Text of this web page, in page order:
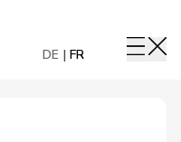
DE FR